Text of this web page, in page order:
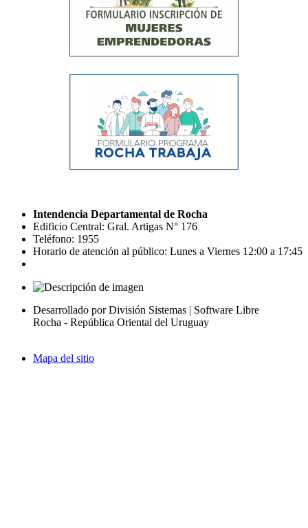
Intendencia Departamental de Rocha
Edificio Central: Gral. Artigas N° 176
Teléfono: 1955
Horario de atención al público: Lunes a Viernes 12:00 a 17:45
Desarrollado por División Sistemas | Software Libre
Rocha - República Oriental del Uruguay
Mapa del sitio